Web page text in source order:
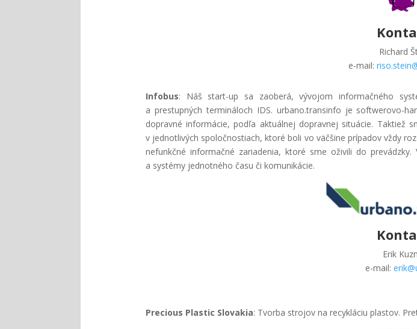
Richard
e-mail:
Infobus: Náš start-up sa zaoberá, vývojom informačného
a prestupných termináloch IDS. urbano.transinfo je softwerovo-
dopravné informácie, podľa aktuálnej dopravnej situácie. Taktiež
v jednotlivých spoločnostiach, ktoré boli vo väčšine prípadov vždy
nefunkčné informačné zariadenia, ktoré sme oživili do
a systémy jednotného času či komunikácie.
Erik
e-mail:
Precious Plastic Slovakia: Tvorba strojov na recykláciu plastov.